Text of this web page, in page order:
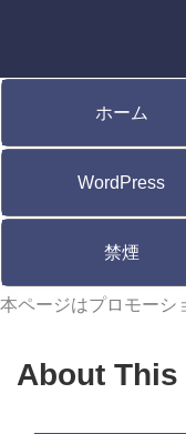
ホーム
WordPress
禁煙
本ページはプロモーシ
About This